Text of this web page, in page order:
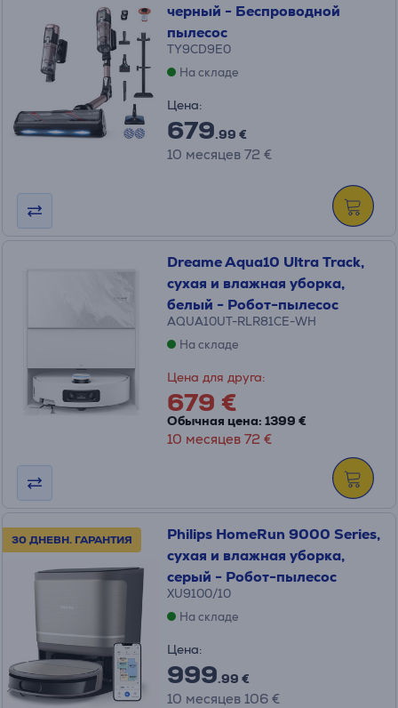
черный - Беспроводной
пылесос
TY9CD9E0
На складе
Цена:
679.99 €
10 месяцев 72 €
Dreame Aqua10 Ultra Track,
сухая и влажная уборка,
белый - Робот-пылесос
AQUA10UT-RLR81CE-WH
На складе
Цена для друга:
679 €
Обычная цена: 1399 €
10 месяцев 72 €
30 ДНЕВН. ГАРАНТИЯ
Philips HomeRun 9000 Series,
сухая и влажная уборка,
серый - Робот-пылесос
XU9100/10
На складе
Цена:
999.99 €
10 месяцев 106 €